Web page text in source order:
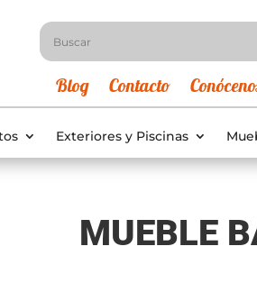
Blog Contacto
Exteriores y Piscinas
MUEBLE